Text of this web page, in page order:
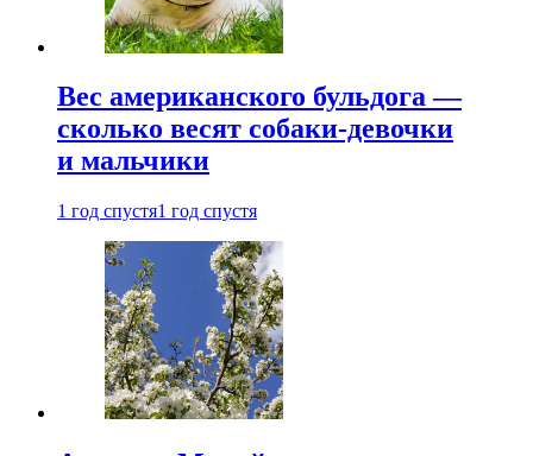
Вес американского бульдога —
сколько весят собаки-девочки
и мальчики
1 год спустя1 год спустя